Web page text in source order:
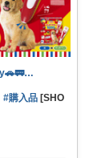
ふゆ@6y4y🚗🚃コレ歓迎🍀
#購入品 [SHO